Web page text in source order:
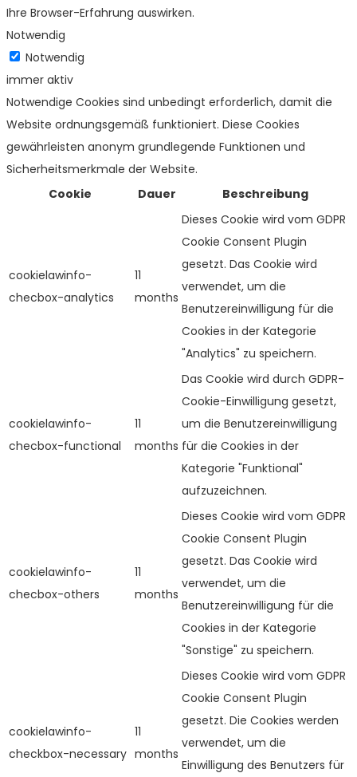
Ihre Browser-Erfahrung auswirken.
Notwendig
Notwendig
immer aktiv
Notwendige Cookies sind unbedingt erforderlich, damit die
Website ordnungsgemäß funktioniert. Diese Cookies
gewährleisten anonym grundlegende Funktionen und
Sicherheitsmerkmale der Website.
Cookie
Dauer Beschreibung
cookielawinfo-
checbox-analytics
11
months
Dieses Cookie wird vom GDPR
Cookie Consent Plugin
gesetzt. Das Cookie wird
verwendet, um die
Benutzereinwilligung für die
Cookies in der Kategorie
"Analytics" zu speichern.
cookielawinfo-
checbox-functional
11
months
Das Cookie wird durch GDPR-
Cookie-Einwilligung gesetzt,
um die Benutzereinwilligung
für die Cookies in der
Kategorie "Funktional"
aufzuzeichnen.
cookielawinfo-
checbox-others
11
months
Dieses Cookie wird vom GDPR
Cookie Consent Plugin
gesetzt. Das Cookie wird
verwendet, um die
Benutzereinwilligung für die
Cookies in der Kategorie
"Sonstige" zu speichern.
cookielawinfo-
checkbox-necessary
11
months
Dieses Cookie wird vom GDPR
Cookie Consent Plugin
gesetzt. Die Cookies werden
verwendet, um die
Einwilligung des Benutzers für